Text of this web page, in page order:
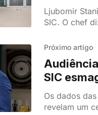
Ljubomir
SIC. O chef
Próximo artigo
SIC
Os dados
revelam um